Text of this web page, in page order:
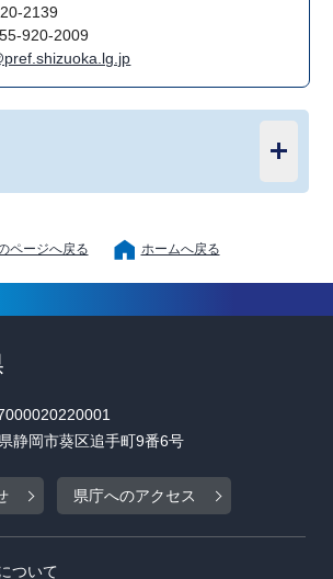
2139
920-2009
ページへ戻る ホームへ戻る
静岡市葵区追手町9番6号
県庁へのアクセス
ついて